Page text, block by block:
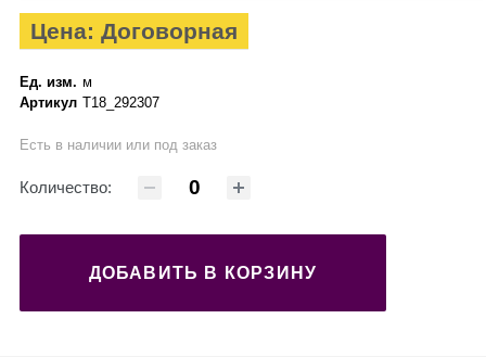
Цена: Договорная
Ед. изм. м
Артикул Т18_292307
Есть в наличии или под заказ
Количество:
ДОБАВИТЬ В КОРЗИНУ